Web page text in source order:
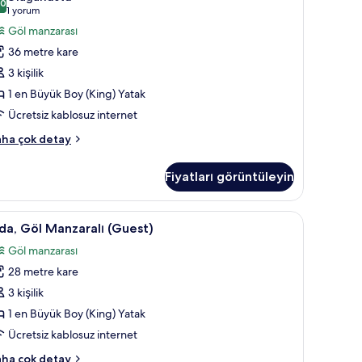
/ 10
1 yorum
(1
yorum)
Göl manzarası
36 metre kare
3 kişilik
1 en Büyük Boy (King) Yatak
Ücretsiz kablosuz internet
çok detay
Fiyatları görüntüleyin
çocuk yatağı Minibar, odada kasa, masa, ücretsiz beşik/
5 Göl Manzaralı (Guest)
Göl manzarası
28 metre kare
3 kişilik
1 en Büyük Boy (King) Yatak
Ücretsiz kablosuz internet
çok detay